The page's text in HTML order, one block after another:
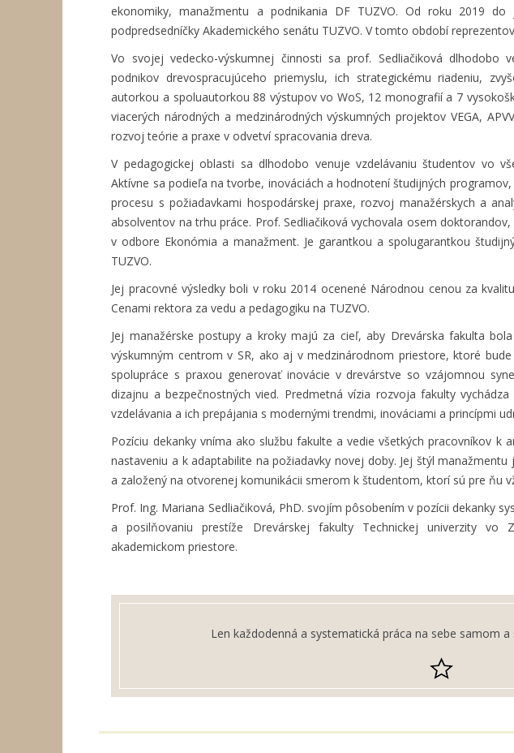
ekonomiky, manažmentu a podnikania DF TUZVO. Od roku 2019
podpredsedníčky Akademického senátu TUZVO. V tomto období
Vo svojej vedecko-výskumnej činnosti sa prof. Sedliačiková dlhodobo
podnikov drevospracujúceho priemyslu, ich strategickému riadeniu,
autorkou a spoluautorkou 88 výstupov vo WoS, 12 monografií a 7
viacerých národných a medzinárodných výskumných projektov VEGA,
rozvoj teórie a praxe v odvetví spracovania dreva.
V pedagogickej oblasti sa dlhodobo venuje vzdelávaniu študentov vo
Aktívne sa podieľa na tvorbe, inováciách a hodnotení študijných
procesu s požiadavkami hospodárskej praxe, rozvoj manažérskych a
absolventov na trhu práce. Prof. Sedliačiková vychovala osem
v odbore Ekonómia a manažment. Je garantkou a spolugarantkou
TUZVO.
Jej pracovné výsledky boli v roku 2014 ocenené Národnou cenou za
Cenami rektora za vedu a pedagogiku na TUZVO.
Jej manažérske postupy a kroky majú za cieľ, aby Drevárska fakulta
výskumným centrom v SR, ako aj v medzinárodnom priestore, ktoré
spolupráce s praxou generovať inovácie v drevárstve so vzájomnou
dizajnu a bezpečnostných vied. Predmetná vízia rozvoja fakulty
vzdelávania a ich prepájania s modernými trendmi, inováciami a princípmi
Pozíciu dekanky vníma ako službu fakulte a vedie všetkých pracovníkov k
nastaveniu a k adaptabilite na požiadavky novej doby. Jej štýl
a založený na otvorenej komunikácii smerom k študentom, ktorí sú pre ňu
Prof. Ing. Mariana Sedliačiková, PhD. svojím pôsobením v pozícii dekanky
a posilňovaniu prestíže Drevárskej fakulty Technickej univerzity vo
akademickom priestore.
Len každodenná a systematická práca na sebe samom